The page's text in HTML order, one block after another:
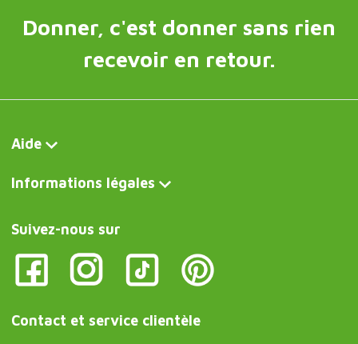
Donner, c'est donner sans rien
recevoir en retour.
Aide
Informations légales
Suivez-nous sur
Contact et service clientèle